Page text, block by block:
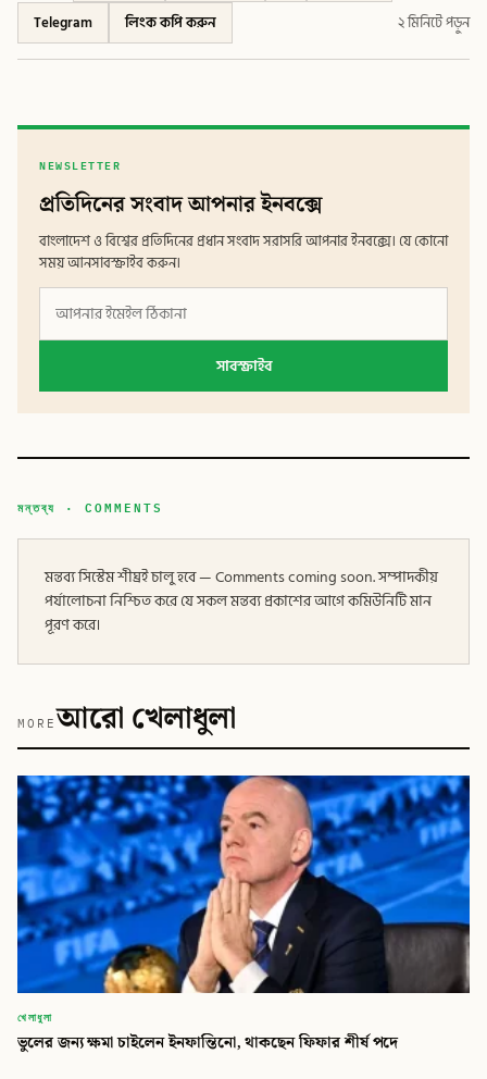
Telegram লিংক কপি করুন ২ মিনিটে পড়ুন
NEWSLETTER
প্রতিদিনের সংবাদ আপনার ইনবক্সে
বাংলাদেশ ও বিশ্বের প্রতিদিনের প্রধান সংবাদ সরাসরি আপনার ইনবক্সে। যে কোনো
সময় আনসাবস্ক্রাইব করুন।
সাবস্ক্রাইব
মন্তব্য · COMMENTS
মন্তব্য সিস্টেম শীঘ্রই চালু হবে — Comments coming soon. সম্পাদকীয়
পর্যালোচনা নিশ্চিত করে যে সকল মন্তব্য প্রকাশের আগে কমিউনিটি মান
পূরণ করে।
MOREআরো খেলাধুলা
খেলাধুলা
ভুলের জন্য ক্ষমা চাইলেন ইনফান্তিনো, থাকছেন ফিফার শীর্ষ পদে